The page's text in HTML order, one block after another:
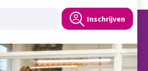
Inschrijven